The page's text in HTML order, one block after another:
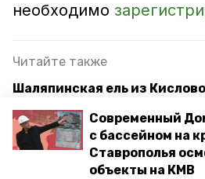
Современный
с бассейном на
Ставрополья
объекты на КМВ
необходимо
Читайте также
Шаляпинская ель из
Впервые в этом году весь
городской субботник